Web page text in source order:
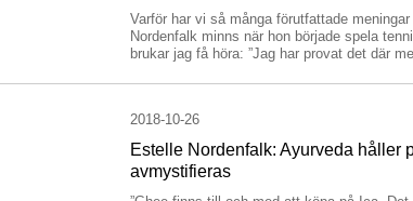
Varför har vi så många förutfattade
Nordenfalk minns när hon började spela
brukar jag få höra: ”Jag har provat det där
2018-10-26
Estelle Nordenfalk: Ayurveda håller
avmystifieras